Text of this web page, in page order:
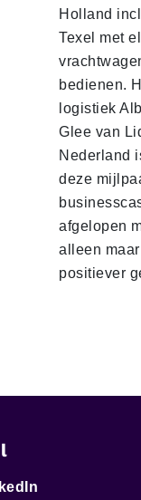
Holland
Texel met
bedienen.
logistiek
Glee van
Nederland
deze
afgelopen
alleen maar
positiever